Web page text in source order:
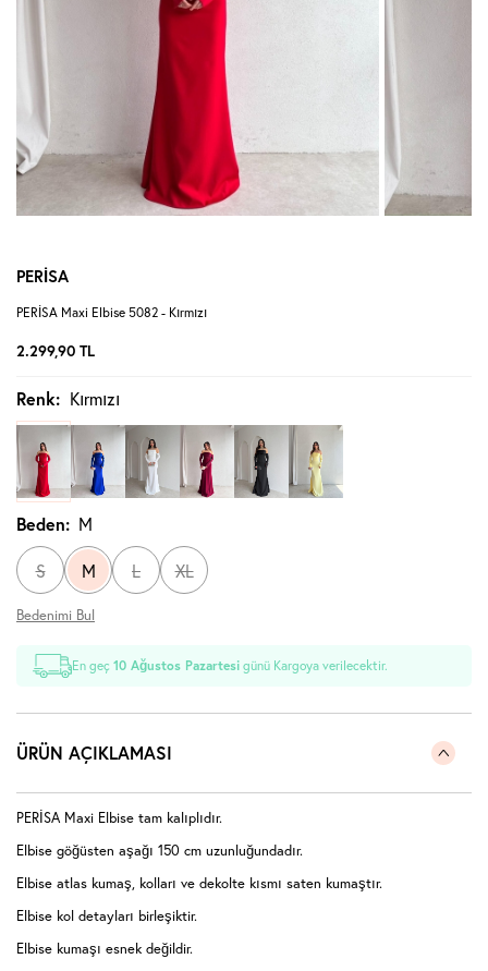
PERİSA
PERİSA Maxi Elbise 5082 - Kırmızı
2.299,90 TL
Renk: Kırmızı
Beden: M
S M L XL
Bedenimi Bul
En geç10 Ağustos Pazartesi günü Kargoya verilecektir.
ÜRÜN AÇIKLAMASI
PERİSA Maxi Elbise tam kalıplıdır.
Elbise göğüsten aşağı 150 cm uzunluğundadır.
Elbise atlas kumaş, kolları ve dekolte kısmı saten kumaştır.
Elbise kol detayları birleşiktir.
Elbise kumaşı esnek değildir.